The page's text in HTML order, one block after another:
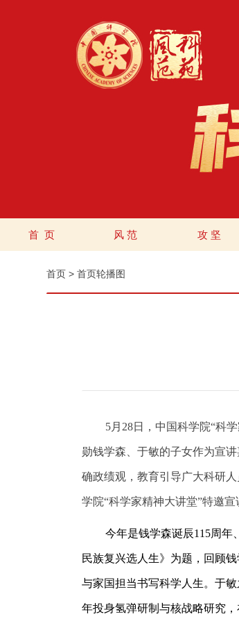
首 页 风 范 攻 坚
首页 >首页轮播图
5月28日，中国科学院“科
勋钱学森、于敏的子女作为宣
确政绩观，教育引导广大科研
学院“科学家精神大讲堂”特邀宣
今年是钱学森诞辰115周年
民族复兴选人生》为题，回顾
与家国担当书写科学人生。于
年投身氢弹研制与核战略研究